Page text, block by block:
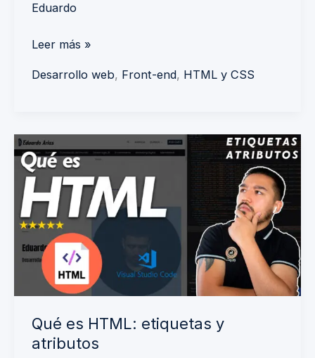
Eduardo
Leer más »
Desarrollo web, Front-end, HTML y CSS
Qué es HTML: etiquetas y
atributos
Qué
es
HTML:
etiquetas
y
atributos